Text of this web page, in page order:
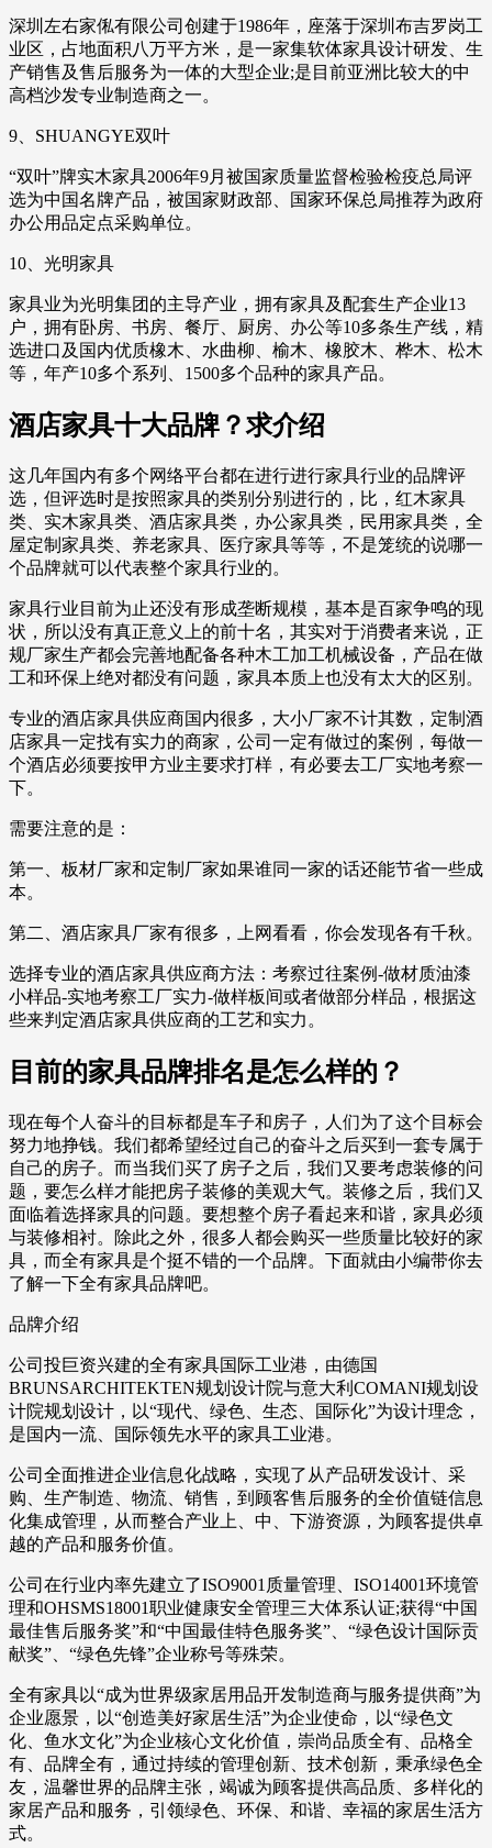
深圳左右家俬有限公司创建于1986年，座落于深圳布吉罗岗工
业区，占地面积八万平方米，是一家集软体家具设计研发、生
产销售及售后服务为一体的大型企业;是目前亚洲比较大的中
高档沙发专业制造商之一。
9、SHUANGYE双叶
“双叶”牌实木家具2006年9月被国家质量监督检验检疫总局评
选为中国名牌产品，被国家财政部、国家环保总局推荐为政府
办公用品定点采购单位。
10、光明家具
家具业为光明集团的主导产业，拥有家具及配套生产企业13
户，拥有卧房、书房、餐厅、厨房、办公等10多条生产线，精
选进口及国内优质橡木、水曲柳、榆木、橡胶木、桦木、松木
等，年产10多个系列、1500多个品种的家具产品。
酒店家具十大品牌？求介绍
这几年国内有多个网络平台都在进行进行家具行业的品牌评
选，但评选时是按照家具的类别分别进行的，比，红木家具
类、实木家具类、酒店家具类，办公家具类，民用家具类，全
屋定制家具类、养老家具、医疗家具等等，不是笼统的说哪一
个品牌就可以代表整个家具行业的。
家具行业目前为止还没有形成垄断规模，基本是百家争鸣的现
状，所以没有真正意义上的前十名，其实对于消费者来说，正
规厂家生产都会完善地配备各种木工加工机械设备，产品在做
工和环保上绝对都没有问题，家具本质上也没有太大的区别。
专业的酒店家具供应商国内很多，大小厂家不计其数，定制酒
店家具一定找有实力的商家，公司一定有做过的案例，每做一
个酒店必须要按甲方业主要求打样，有必要去工厂实地考察一
下。
需要注意的是：
第一、板材厂家和定制厂家如果谁同一家的话还能节省一些成
本。
第二、酒店家具厂家有很多，上网看看，你会发现各有千秋。
选择专业的酒店家具供应商方法：考察过往案例-做材质油漆
小样品-实地考察工厂实力-做样板间或者做部分样品，根据这
些来判定酒店家具供应商的工艺和实力。
目前的家具品牌排名是怎么样的？
现在每个人奋斗的目标都是车子和房子，人们为了这个目标会
努力地挣钱。我们都希望经过自己的奋斗之后买到一套专属于
自己的房子。而当我们买了房子之后，我们又要考虑装修的问
题，要怎么样才能把房子装修的美观大气。装修之后，我们又
面临着选择家具的问题。要想整个房子看起来和谐，家具必须
与装修相衬。除此之外，很多人都会购买一些质量比较好的家
具，而全有家具是个挺不错的一个品牌。下面就由小编带你去
了解一下全有家具品牌吧。
品牌介绍
公司投巨资兴建的全有家具国际工业港，由德国
BRUNSARCHITEKTEN规划设计院与意大利COMANI规划设
计院规划设计，以“现代、绿色、生态、国际化”为设计理念，
是国内一流、国际领先水平的家具工业港。
公司全面推进企业信息化战略，实现了从产品研发设计、采
购、生产制造、物流、销售，到顾客售后服务的全价值链信息
化集成管理，从而整合产业上、中、下游资源，为顾客提供卓
越的产品和服务价值。
公司在行业内率先建立了ISO9001质量管理、ISO14001环境管
理和OHSMS18001职业健康安全管理三大体系认证;获得“中国
最佳售后服务奖”和“中国最佳特色服务奖”、“绿色设计国际贡
献奖”、“绿色先锋”企业称号等殊荣。
全有家具以“成为世界级家居用品开发制造商与服务提供商”为
企业愿景，以“创造美好家居生活”为企业使命，以“绿色文
化、鱼水文化”为企业核心文化价值，崇尚品质全有、品格全
有、品牌全有，通过持续的管理创新、技术创新，秉承绿色全
友，温馨世界的品牌主张，竭诚为顾客提供高品质、多样化的
家居产品和服务，引领绿色、环保、和谐、幸福的家居生活方
式。